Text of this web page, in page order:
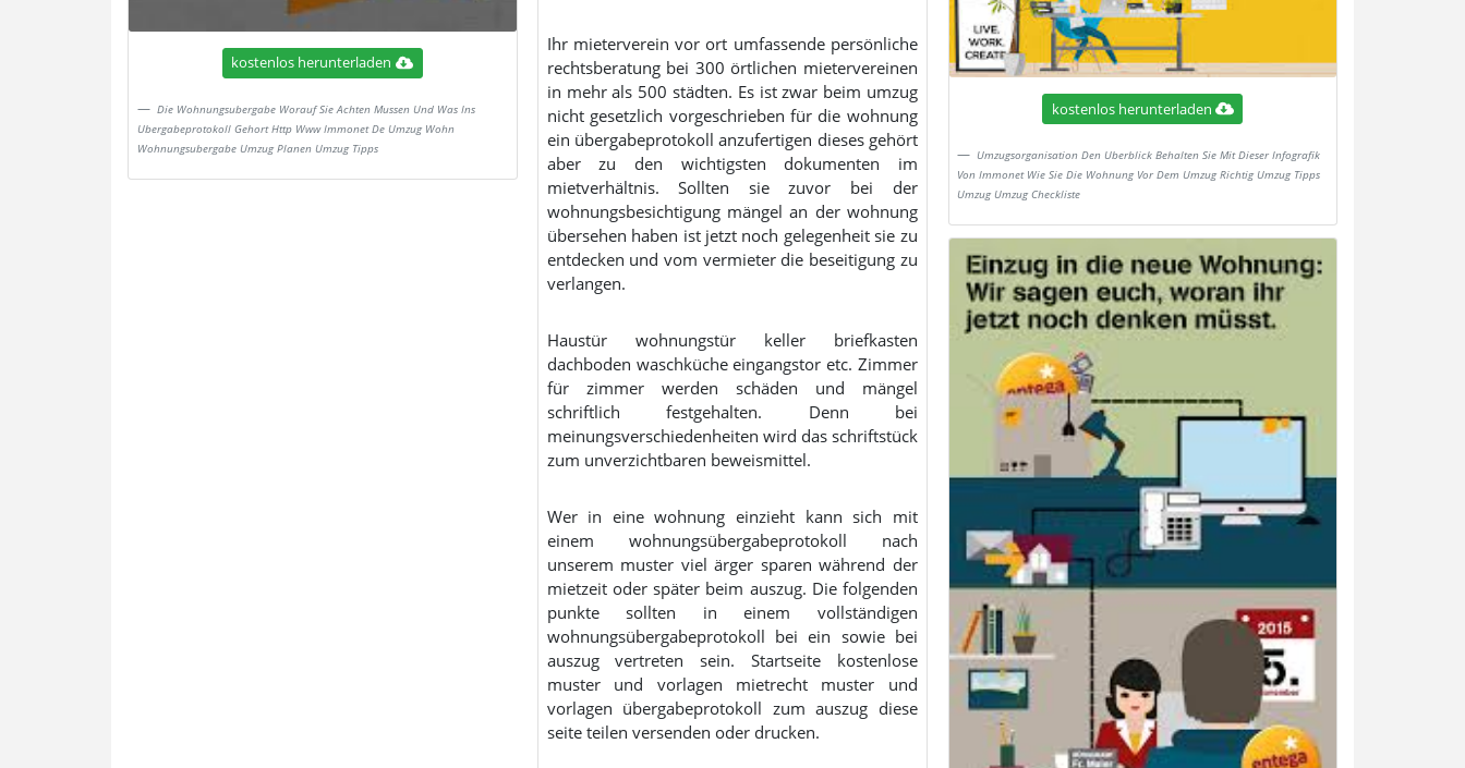
kostenlos herunterladen
Die Wohnungsubergabe Worauf Sie Achten Mussen Und Was Ins
Ubergabeprotokoll Gehort Http Www Immonet De Umzug Wohn
Wohnungsubergabe Umzug Planen Umzug Tipps
Ihr mieterverein vor ort umfassende persönliche
rechtsberatung bei 300 örtlichen mietervereinen
in mehr als 500 städten. Es ist zwar beim umzug
nicht gesetzlich vorgeschrieben für die wohnung
ein übergabeprotokoll anzufertigen dieses gehört
aber zu den wichtigsten dokumenten im
mietverhältnis. Sollten sie zuvor bei der
wohnungsbesichtigung mängel an der wohnung
übersehen haben ist jetzt noch gelegenheit sie zu
entdecken und vom vermieter die beseitigung zu
verlangen.
Haustür wohnungstür keller briefkasten
dachboden waschküche eingangstor etc. Zimmer
für zimmer werden schäden und mängel
schriftlich festgehalten. Denn bei
meinungsverschiedenheiten wird das schriftstück
zum unverzichtbaren beweismittel.
Wer in eine wohnung einzieht kann sich mit
einem wohnungsübergabeprotokoll nach
unserem muster viel ärger sparen während der
mietzeit oder später beim auszug. Die folgenden
punkte sollten in einem vollständigen
wohnungsübergabeprotokoll bei ein sowie bei
auszug vertreten sein. Startseite kostenlose
muster und vorlagen mietrecht muster und
vorlagen übergabeprotokoll zum auszug diese
seite teilen versenden oder drucken.
kostenlos herunterladen
Umzugsorganisation Den Uberblick Behalten Sie Mit Dieser Infografik
Von Immonet Wie Sie Die Wohnung Vor Dem Umzug Richtig Umzug Tipps
Umzug Umzug Checkliste